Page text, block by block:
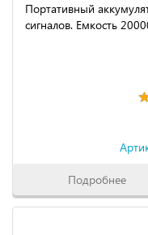
Портативный
сигналов. Емкость
Подробнее